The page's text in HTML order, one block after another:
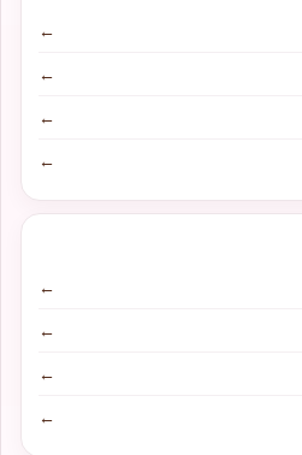
←
←
←
←
←
←
←
←